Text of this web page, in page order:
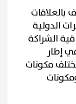
بالعلاقات
الدولية
الشراكة
إطار
مكونات